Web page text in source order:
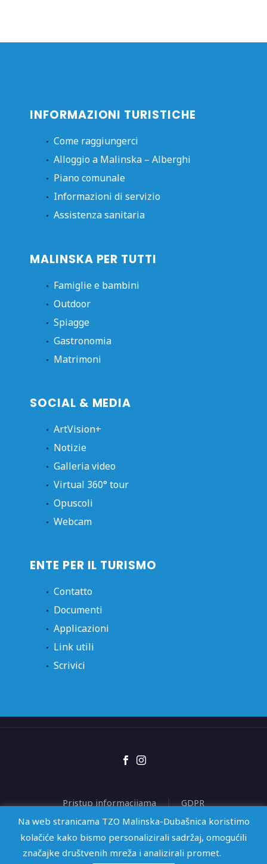
INFORMAZIONI TURISTICHE
Come raggiungerci
Alloggio a Malinska – Alberghi
Piano comunale
Informazioni di servizio
Assistenza sanitaria
MALINSKA PER TUTTI
Famiglie e bambini
Outdoor
Spiagge
Gastronomia
Matrimoni
SOCIAL & MEDIA
ArtVision+
Notizie
Galleria video
Virtual 360° tour
Opuscoli
Webcam
ENTE PER IL TURISMO
Contatto
Documenti
Applicazioni
Link utili
Scrivici
Pristup informacijama
GDPR
Izjava o pristupačnosti
2026 © TZO Malinska-Dubašnica | Web by
Na web stranicama TZO Malinska-Dubašnica koristimo
kolačiće kako bismo personalizirali sadržaj, omogućili
značajke društvenih mreža i analizirali promet.